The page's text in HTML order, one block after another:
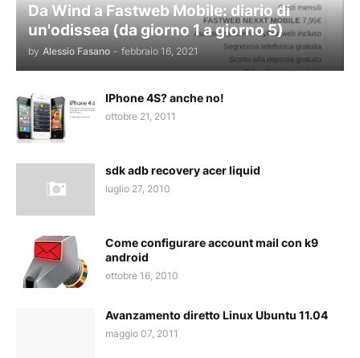
Da Wind a Fastweb Mobile: diario di
un'odissea (da giorno 1 a giorno 5)
by Alessio Fasano - febbraio 16, 2021
IPhone 4S? anche no!
ottobre 21, 2011
sdk adb recovery acer liquid
luglio 27, 2010
Come configurare account mail con k9
android
ottobre 16, 2010
Avanzamento diretto Linux Ubuntu 11.04
maggio 07, 2011